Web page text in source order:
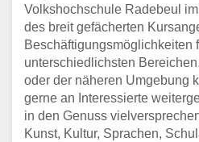
Volkshochschule Radebeul
des breit gefächerten
Beschäftigungsmöglichkeiten
unterschiedlichsten
oder der näheren Umgebung
gerne an Interessierte
in den Genuss
Kunst, Kultur, Sprachen,